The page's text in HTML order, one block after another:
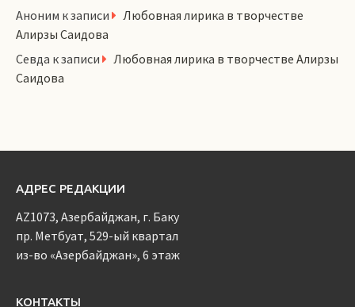
Аноним к записи
Любовная лирика в творчестве
Алирзы Саидова
Севда к записи
Любовная лирика в творчестве Алирзы
Саидова
АДРЕС РЕДАКЦИИ
AZ1073, Азербайджан, г. Баку
пр. Метбуат, 529-ый квартал
из-во «Азербайджан», 6 этаж
КОНТАКТЫ